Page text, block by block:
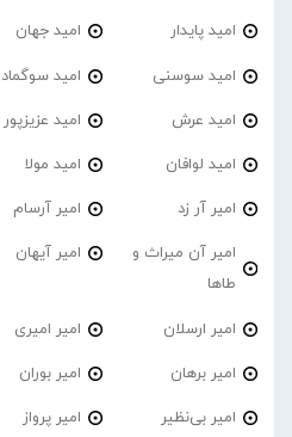
امید پایدار امید جهان
امید سوسنی امید سوگماد
امید عرش امید عزیزپور
امید لوافان امید مولا
امیر آر زد امیر آرسام
امیر آن میراث و
طاها
امیر آیهان
امیر ارسلان امیر امیری
امیر برهان امیر‌ بوران
امیر بی‌نظیر امیر پرواز